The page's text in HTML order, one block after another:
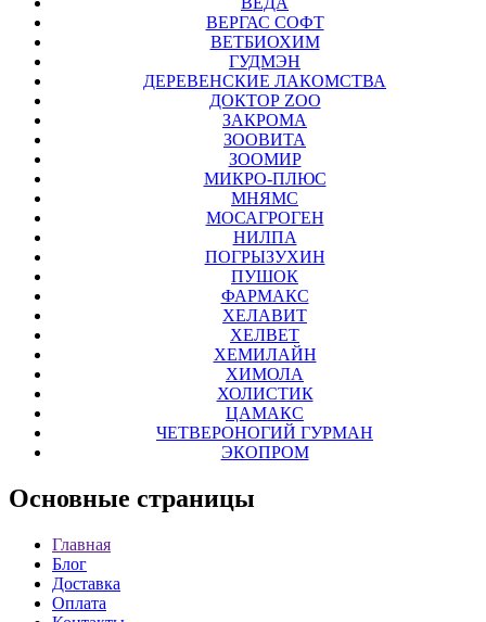
ВЕРГАС СОФТ
ВЕТБИОХИМ
ГУДМЭН
ДЕРЕВЕНСКИЕ ЛАКОМСТВА
ДОКТОР ZOO
ЗАКРОМА
ЗООВИТА
ЗООМИР
МИКРО-ПЛЮС
МНЯМС
МОСАГРОГЕН
НИЛПА
ПОГРЫЗУХИН
ПУШОК
ФАРМАКС
ХЕЛАВИТ
ХЕЛВЕТ
ХЕМИЛАЙН
ХИМОЛА
ХОЛИСТИК
ЦАМАКС
ЧЕТВЕРОНОГИЙ ГУРМАН
ЭКОПРОМ
Основные страницы
Главная
Блог
Доставка
Оплата